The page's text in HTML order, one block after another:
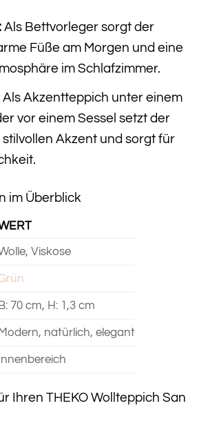
Als Bettvorleger sorgt der
Füße am Morgen und eine
im Schlafzimmer.
Als Akzentteppich unter einem
vor einem Sessel setzt der
Akzent und sorgt für
im Überblick
Viskose
B: 70 cm, H: 1,3 cm
Modern, natürlich, elegant
Innenbereich
Ihren THEKO Wollteppich San